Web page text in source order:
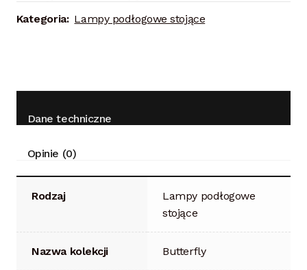
Kategoria: Lampy podłogowe stojące
Dane techniczne
Opinie (0)
Rodzaj
Lampy podłogowe
stojące
Nazwa kolekcji Butterfly